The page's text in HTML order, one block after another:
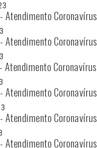
Atendimento Coronavírus
Atendimento Coronavírus
Atendimento Coronavírus
Atendimento Coronavírus
Atendimento Coronavírus
Atendimento Coronavírus